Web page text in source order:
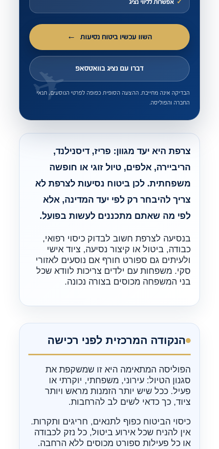
✓ אפשרות לליווי נציג
השוו עכשיו ביטוח נסיעות
דברו עם נציג בוואטסאפ
הבדיקה אינה מחייבת. ההצעה הסופית כפופה לפרטי הנוסעים, תנאי
החברה והפוליסה.
צרפת היא יעד מגוון: פריז, דיסנילנד,
הריביירה, אלפים, טיול זוגי או חופשה
משפחתית. לכן ביטוח נסיעות לצרפת לא
צריך להיבחר רק לפי יעד המדינה, אלא
לפי מה שאתם מתכננים לעשות בפועל.
בנסיעה לצרפת חשוב לבדוק כיסוי רפואי,
כבודה, ביטול או קיצור נסיעה, ציוד אישי
ולעיתים גם ספורט חורף אם נוסעים לאזורי
סקי. משפחות עם ילדים צריכות לוודא שכל
בני המשפחה מכוסים בצורה נכונה.
הנקודה המרכזית לפני רכישה
הפוליסה המתאימה היא זו שמשקפת את
סגנון הטיול: עירוני, משפחתי, יוקרתי או
פעיל. ככל שיש יותר הזמנות מראש ויותר
ציוד, כך כדאי לשים לב להרחבות.
כיסוי הביטוח כפוף לתנאים, חריגים ותקרות.
אין להניח שכל אירוע ביטול, כל נזק לכבודה
או כל פעילות ספורט מכוסים ללא הרחבה.